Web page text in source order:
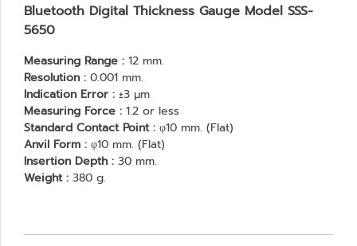
Bluetooth Digital Thickness Gauge Model SSS-
5650
Measuring Range : 12 mm.
Resolution : 0.001 mm.
Indication Error : ±3 μm
Measuring Force : 1.2 or less
Standard Contact Point : φ10 mm. (Flat)
Anvil Form : φ10 mm. (Flat)
Insertion Depth : 30 mm.
Weight : 380 g.